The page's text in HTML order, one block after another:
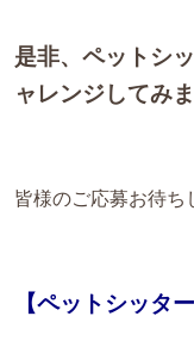
是非、ペットシ
ャレンジしてみ
皆様のご応募お待ち
【ペットシッタ